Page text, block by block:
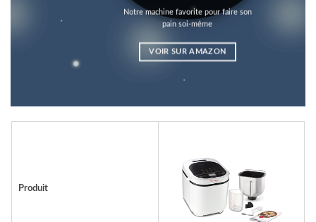
Notre machine favorite pour faire son
pain soi-même
VOIR SUR AMAZON
Produit